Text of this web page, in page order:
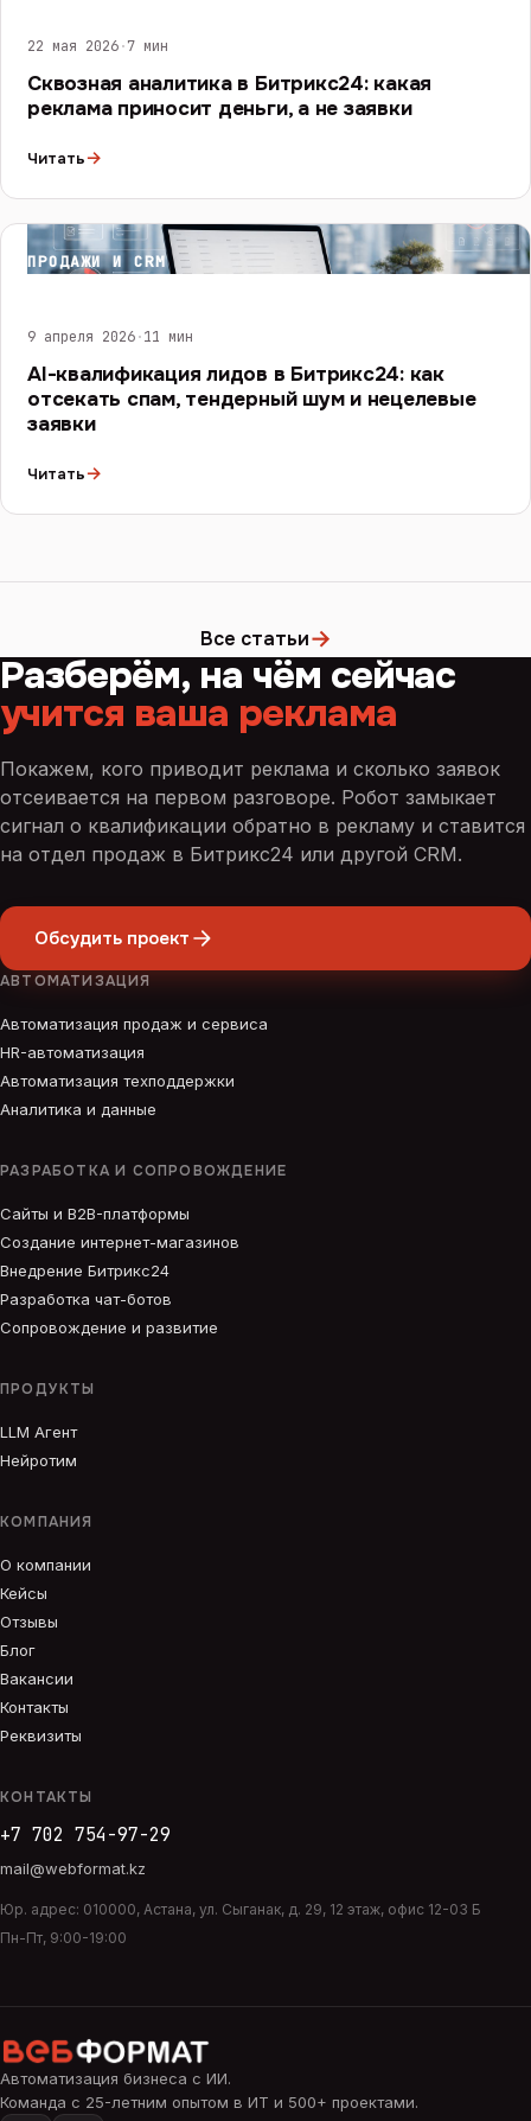
22 мая 2026·7 мин
Сквозная аналитика в Битрикс24: какая
реклама приносит деньги, а не заявки
Читать→
ПРОДАЖИ И CRM
9 апреля 2026·11 мин
AI-квалификация лидов в Битрикс24: как
отсекать спам, тендерный шум и нецелевые
заявки
Читать→
Все статьи→
Разберём, на чём сейчас
учится ваша реклама
Покажем, кого приводит реклама и сколько заявок
отсеивается на первом разговоре. Робот замыкает
сигнал о квалификации обратно в рекламу и ставится
на отдел продаж в Битрикс24 или другой CRM.
Обсудить проект
АВТОМАТИЗАЦИЯ
Автоматизация продаж и сервиса
HR-автоматизация
Автоматизация техподдержки
Аналитика и данные
РАЗРАБОТКА И СОПРОВОЖДЕНИЕ
Сайты и B2B-платформы
Создание интернет-магазинов
Внедрение Битрикс24
Разработка чат-ботов
Сопровождение и развитие
ПРОДУКТЫ
LLM Агент
Нейротим
КОМПАНИЯ
О компании
Кейсы
Отзывы
Блог
Вакансии
Контакты
Реквизиты
КОНТАКТЫ
+7 702 754-97-29
mail@webformat.kz
Юр. адрес: 010000, Астана, ул. Сыганак, д. 29, 12 этаж, офис 12-03 Б
Пн-Пт, 9:00-19:00
Автоматизация бизнеса с ИИ.
Команда с 25-летним опытом в ИТ и 500+ проектами.